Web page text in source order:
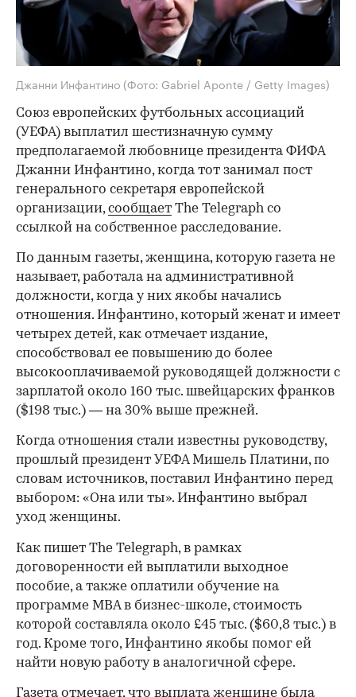
Джанни Инфантино (Фото: Gabriel Aponte / Getty Images)
Союз европейских футбольных ассоциаций
(УЕФА) выплатил шестизначную сумму
предполагаемой любовнице президента ФИФА
Джанни Инфантино, когда тот занимал пост
генерального секретаря европейской
организации,сообщает The Telegraph со
ссылкой на собственное расследование.
По данным газеты, женщина, которую газета не
называет, работала на административной
должности, когда у них якобы начались
отношения. Инфантино, который женат и имеет
четырех детей, как отмечает издание,
способствовал ее повышению до более
высокооплачиваемой руководящей должности с
зарплатой около 160 тыс. швейцарских франков
($198 тыс.) — на 30% выше прежней.
Когда отношения стали известны руководству,
прошлый президент УЕФА Мишель Платини, по
словам источников, поставил Инфантино перед
выбором: «Она или ты». Инфантино выбрал
уход женщины.
Как пишет The Telegraph, в рамках
договоренности ей выплатили выходное
пособие, а также оплатили обучение на
программе MBA в бизнес-школе, стоимость
которой составляла около £45 тыс. ($60,8 тыс.) в
год. Кроме того, Инфантино якобы помог ей
найти новую работу в аналогичной сфере.
Газета отмечает, что выплата женщине была